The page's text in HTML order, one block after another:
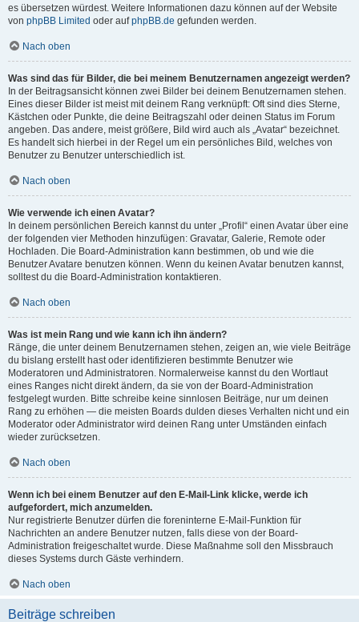
es übersetzen würdest. Weitere Informationen dazu können auf der Website
von phpBB Limited oder aufphpBB.de gefunden werden.
Nach oben
Was sind das für Bilder, die bei meinem Benutzernamen angezeigt werden?
In der Beitragsansicht können zwei Bilder bei deinem Benutzernamen stehen.
Eines dieser Bilder ist meist mit deinem Rang verknüpft: Oft sind dies Sterne,
Kästchen oder Punkte, die deine Beitragszahl oder deinen Status im Forum
angeben. Das andere, meist größere, Bild wird auch als „Avatar“ bezeichnet.
Es handelt sich hierbei in der Regel um ein persönliches Bild, welches von
Benutzer zu Benutzer unterschiedlich ist.
Nach oben
Wie verwende ich einen Avatar?
In deinem persönlichen Bereich kannst du unter „Profil“ einen Avatar über eine
der folgenden vier Methoden hinzufügen: Gravatar, Galerie, Remote oder
Hochladen. Die Board-Administration kann bestimmen, ob und wie die
Benutzer Avatare benutzen können. Wenn du keinen Avatar benutzen kannst,
solltest du die Board-Administration kontaktieren.
Nach oben
Was ist mein Rang und wie kann ich ihn ändern?
Ränge, die unter deinem Benutzernamen stehen, zeigen an, wie viele Beiträge
du bislang erstellt hast oder identifizieren bestimmte Benutzer wie
Moderatoren und Administratoren. Normalerweise kannst du den Wortlaut
eines Ranges nicht direkt ändern, da sie von der Board-Administration
festgelegt wurden. Bitte schreibe keine sinnlosen Beiträge, nur um deinen
Rang zu erhöhen — die meisten Boards dulden dieses Verhalten nicht und ein
Moderator oder Administrator wird deinen Rang unter Umständen einfach
wieder zurücksetzen.
Nach oben
Wenn ich bei einem Benutzer auf den E-Mail-Link klicke, werde ich
aufgefordert, mich anzumelden.
Nur registrierte Benutzer dürfen die foreninterne E-Mail-Funktion für
Nachrichten an andere Benutzer nutzen, falls diese von der Board-
Administration freigeschaltet wurde. Diese Maßnahme soll den Missbrauch
dieses Systems durch Gäste verhindern.
Nach oben
Beiträge schreiben